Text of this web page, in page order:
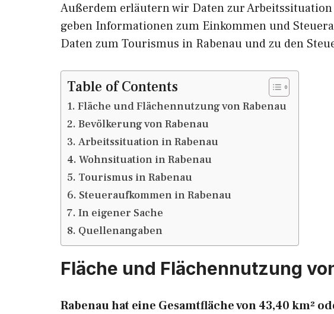
Außerdem erläutern wir Daten zur
geben Informationen zum Einkommen und
Daten zum Tourismus in Rabenau und zu den
Table of Contents
Fläche und Flächennutzung von Rabenau
Bevölkerung von Rabenau
Arbeitssituation in Rabenau
Wohnsituation in Rabenau
Tourismus in Rabenau
Steueraufkommen in Rabenau
In eigener Sache
Quellenangaben
Fläche und Flächennutzung
Rabenau hat eine Gesamtfläche von 43,40 km²